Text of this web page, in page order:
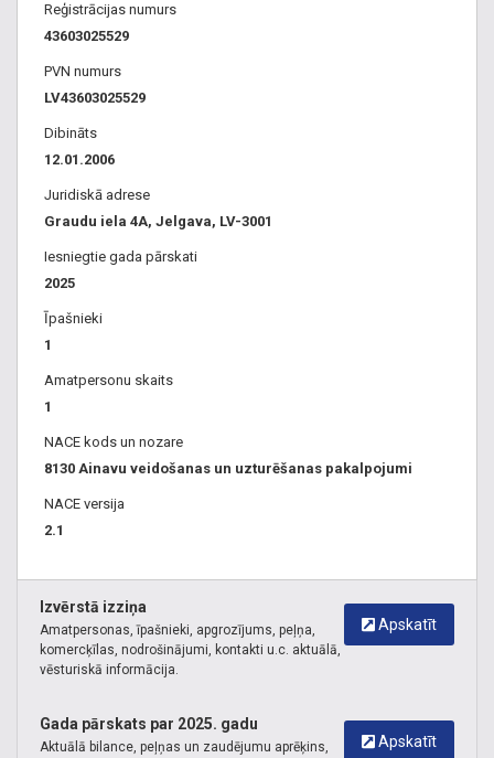
Arboristu darbi. Koku nozāģēšana. Koku vainagu veidošana.
Dzīvžogu griešana. Ainavu arhitektūra, ainavu projekti, dārzu
projektēšana, dārza dizains, skices, konsultācijas. Dižstādu
piegāde, stādīšana. Egles, liepas, kļavas, ozoli, pīlādži,
apsaimniekošana, kopšana. Sniega tīrīšana no plakanajiem
jumtiem. Sniega tīrīšana, izvešana.
Reģistrācijas numurs
43603025529
PVN numurs
LV43603025529
Dibināts
12.01.2006
Juridiskā adrese
Graudu iela 4A, Jelgava, LV-3001
Iesniegtie gada pārskati
2025
Īpašnieki
1
Amatpersonu skaits
1
NACE kods un nozare
8130 Ainavu veidošanas un uzturēšanas pakalpojumi
NACE versija
2.1
Apskatīt
Izvērstā izziņa
Amatpersonas, īpašnieki, apgrozījums, peļņa,
komercķīlas, nodrošinājumi, kontakti u.c. aktuālā,
vēsturiskā informācija.
Apskatīt
Gada pārskats par 2025. gadu
Aktuālā bilance, peļņas un zaudējumu aprēķins,